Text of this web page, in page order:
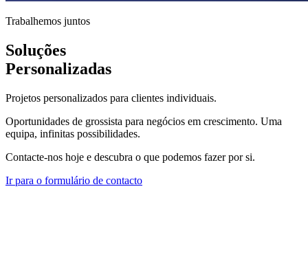
Trabalhemos juntos
Soluções
Personalizadas
Projetos personalizados para clientes individuais.
Oportunidades de grossista para negócios em crescimento. Uma
equipa, infinitas possibilidades.
Contacte-nos hoje e descubra o que podemos fazer por si.
Ir para o formulário de contacto